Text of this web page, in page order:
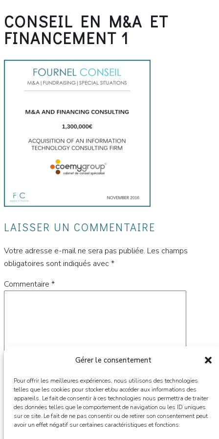
Gérer le consentement
Pour offrir les meilleures expériences, nous utilisons des technologies
telles que les cookies pour stocker et/ou accéder aux informations des
appareils. Le fait de consentir à ces technologies nous permettra de traiter
des données telles que le comportement de navigation ou les ID uniques
sur ce site. Le fait de ne pas consentir ou de retirer son consentement peut
avoir un effet négatif sur certaines caractéristiques et fonctions.
CONSEIL EN M&A ET
FINANCEMENT 1
LAISSER UN COMMENTAIRE
Votre adresse e-mail ne sera pas publiée. Les champs
obligatoires sont indiqués avec *
Commentaire *
Nom*